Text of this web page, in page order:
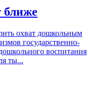
ближе
охват дошкольным
государственно-
воспитания
ты...